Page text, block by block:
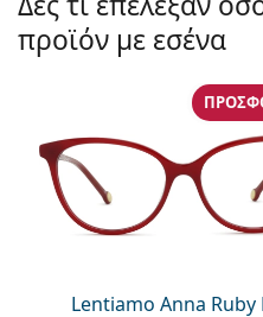
Όλες οι μάρκες
Persol
Όλες οι μάρκες
Όλα τα υγρά φακών
προϊόν με εσένα
Lentiamo Anna Ruby